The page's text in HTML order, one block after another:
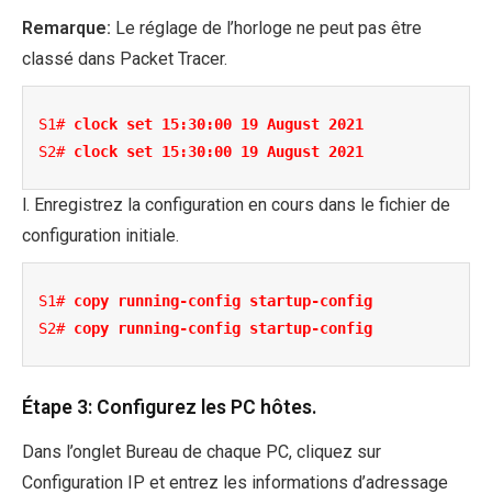
Remarque: Le réglage de l’horloge ne peut pas être
classé dans Packet Tracer.
S1# clock set 15:30:00 19 August 2021
S2# clock set 15:30:00 19 August 2021
l. Enregistrez la configuration en cours dans le fichier de
configuration initiale.
S1# copy running-config startup-config
S2# copy running-config startup-config
Étape 3: Configurez les PC hôtes.
Dans l’onglet Bureau de chaque PC, cliquez sur
Configuration IP et entrez les informations d’adressage